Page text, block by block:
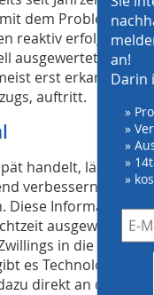
dem Problem
reaktiv erfolgt, weil
ausgewertet werden
erst erkannt,
auftritt.
handelt, lässt sich
verbessern: Daten
Diese Informationen
ausgewertet
in die
es Technologien,
direkt an die
an!
Darin
»
»
»
»
»